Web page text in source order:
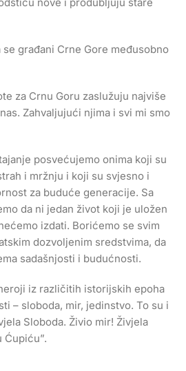
građani Crne Gore međusobno
za Crnu Goru zaslužuju najviše
Zahvaljujući njima i svi mi smo
posvećujemo onima koji su
i mržnju i koji su svjesno i
za buduće generacije. Sa
da ni jedan život koji je uložen
izdati. Borićemo se svim
dozvoljenim sredstvima, da
sadašnjosti i budućnosti.
iz različitih istorijskih epoha
– sloboda, mir, jedinstvo. To su i
Sloboda. Živio mir! Živjela
Ćupiću”.